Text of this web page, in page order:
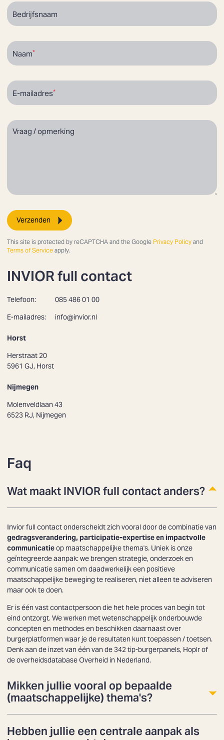
Bedrijfsnaam
Naam
E-mailadres
Vraag / opmerking
Verzenden
This site is protected by reCAPTCHA and the Google Privacy Policy and
Terms of Service apply.
INVIOR full contact
Telefoon:
085 486 01 00
E-mailadres:
info@invior.nl
Horst
Herstraat 20
5961 GJ, Horst
Nijmegen
Molenveldlaan 43
6523 RJ, Nijmegen
Faq
Wat maakt INVIOR full contact anders?
Invior full contact onderscheidt zich vooral door de combinatie van
gedragsverandering, participatie-expertise en impactvolle
communicatieop maatschappelijke thema's. Uniek is onze
geïntegreerde aanpak: we brengen strategie, onderzoek en
communicatie samen om daadwerkelijk een positieve
maatschappelijke beweging te realiseren, niet alleen te adviseren
maar ook te doen.
Er is één vast contactpersoon die het hele proces van begin tot
eind ontzorgt. We werken met wetenschappelijk onderbouwde
concepten en methodes en beschikken daarnaast over
burgerplatformen waar je de resultaten kunt toepassen / toetsen.
Denk aan de inzet van één van de 342 tip-burgerpanels, Hoplr of
de overheidsdatabase Overheid in Nederland.
Mikken jullie vooral op bepaalde
(maatschappelijke) thema's?
Hebben jullie een centrale aanpak als
Zoeken